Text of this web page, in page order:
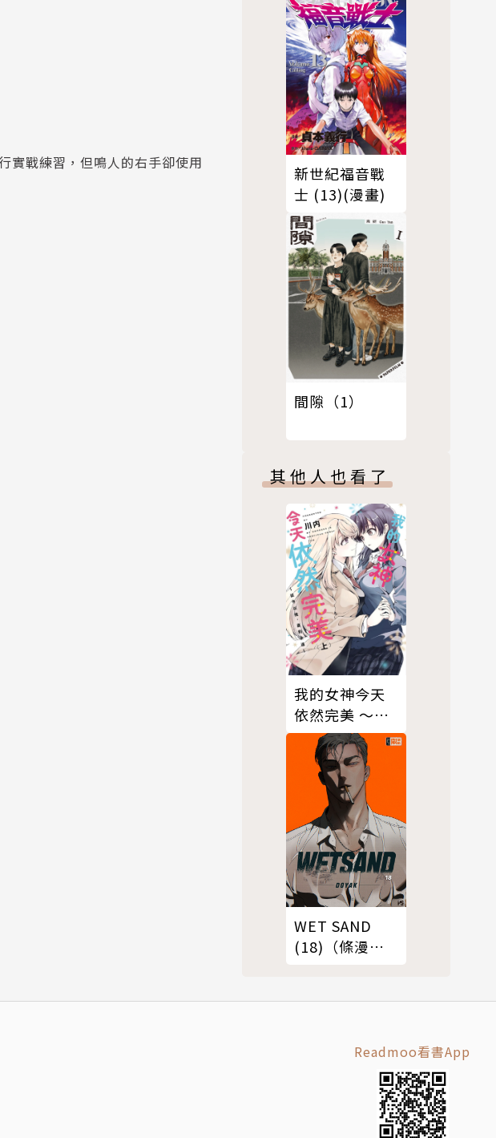
實戰練習，但鳴人的右手卻使用
新世紀福音戰
士 (13)(漫畫)
間隙（1）
其他人也看了
我的女神今天
依然完美 ～從
今以後，直到
永遠～（上）
WET SAND
(18)（條漫
Readmoo看書App